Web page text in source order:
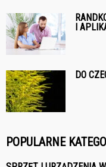
I
DO
POPULARNE